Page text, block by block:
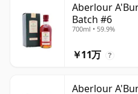
Aberlour
Batch #6
700ml • 59.9%
￥11万 ?
Aberlour